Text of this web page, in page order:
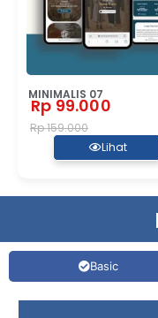
MINIMALIS 07
Rp 99.000
Rp 159.000
Lihat
Basic